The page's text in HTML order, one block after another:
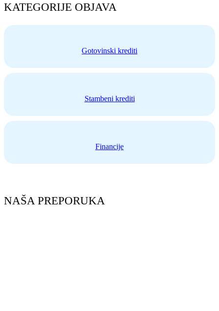
KATEGORIJE OBJAVA
Gotovinski krediti
Stambeni krediti
Financije
NAŠA PREPORUKA